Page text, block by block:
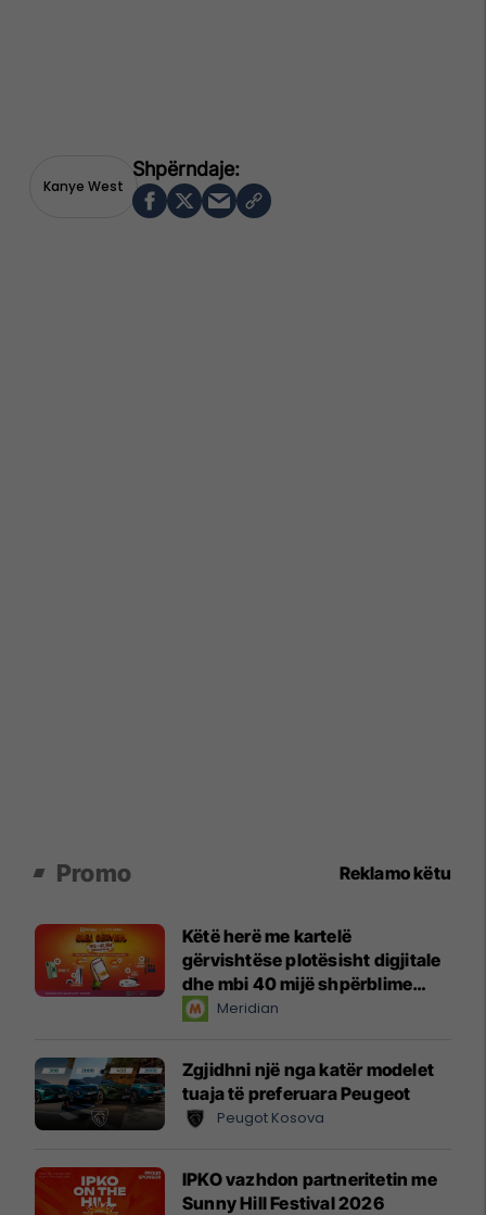
Kanye West
Promo Reklamo këtu
Këtë herë me kartelë
gërvishtëse plotësisht digjitale
dhe mbi 40 mijë shpërblime
instant!Meridian
Zgjidhni një nga katër modelet
tuaja të preferuara Peugeot
Peugot Kosova
IPKO vazhdon partneritetin me
Sunny Hill Festival 2026